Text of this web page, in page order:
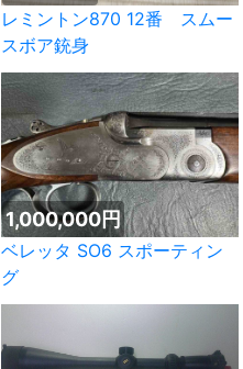
レミントン870 12番 スムー
スボア銃身
1,000,000円
ベレッタ SO6 スポーティン
グ